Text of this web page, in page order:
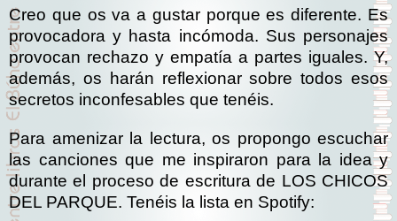
Creo que os va a gustar porque es diferente. Es
provocadora y hasta incómoda. Sus personajes
provocan rechazo y empatía a partes iguales. Y,
además, os harán reflexionar sobre todos esos
secretos inconfesables que tenéis.
Para amenizar la lectura, os propongo escuchar
las canciones que me inspiraron para la idea y
durante el proceso de escritura de LOS CHICOS
DEL PARQUE. Tenéis la lista en Spotify: